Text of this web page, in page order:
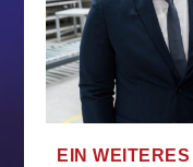
EIN